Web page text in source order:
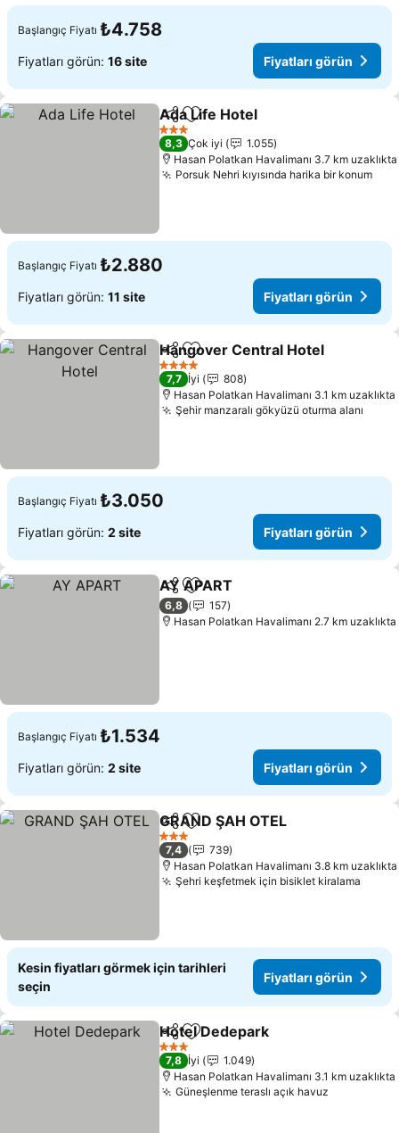
Başlangıç Fiyatı ₺4.758
Fiyatları görün: 16 site Fiyatları görün
PaylaşFavorilerime ekle
Ada Life Hotel
3 Yıldız
8,3 Çok iyi
1.055
Hasan Polatkan Havalimanı 3.7 km uzaklıkta
Porsuk Nehri kıyısında harika bir konum
Başlangıç Fiyatı ₺2.880
Fiyatları görün: 11 site Fiyatları görün
PaylaşFavorilerime ekle
Hangover Central Hotel
4 Yıldız
7,7 İyi
808
Hasan Polatkan Havalimanı 3.1 km uzaklıkta
Şehir manzaralı gökyüzü oturma alanı
Başlangıç Fiyatı ₺3.050
Fiyatları görün: 2 site Fiyatları görün
PaylaşFavorilerime ekle
AY APART
6,8
157
Hasan Polatkan Havalimanı 2.7 km uzaklıkta
Başlangıç Fiyatı ₺1.534
Fiyatları görün: 2 site Fiyatları görün
PaylaşFavorilerime ekle
GRAND ŞAH OTEL
3 Yıldız
7,4
739
Hasan Polatkan Havalimanı 3.8 km uzaklıkta
Şehri keşfetmek için bisiklet kiralama
Kesin fiyatları görmek için tarihleri
seçin
Fiyatları görün
PaylaşFavorilerime ekle
Hotel Dedepark
3 Yıldız
7,8 İyi
1.049
Hasan Polatkan Havalimanı 3.1 km uzaklıkta
Güneşlenme teraslı açık havuz